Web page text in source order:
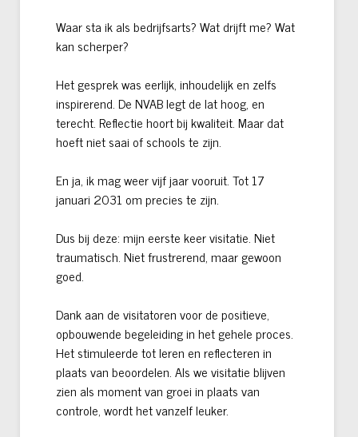
Waar sta ik als bedrijfsarts? Wat drijft me? Wat
kan scherper?
Het gesprek was eerlijk, inhoudelijk en zelfs
inspirerend. De NVAB legt de lat hoog, en
terecht. Reflectie hoort bij kwaliteit. Maar dat
hoeft niet saai of schools te zijn.
En ja, ik mag weer vijf jaar vooruit. Tot 17
januari 2031 om precies te zijn.
Dus bij deze: mijn eerste keer visitatie. Niet
traumatisch. Niet frustrerend, maar gewoon
goed.
Dank aan de visitatoren voor de positieve,
opbouwende begeleiding in het gehele proces.
Het stimuleerde tot leren en reflecteren in
plaats van beoordelen. Als we visitatie blijven
zien als moment van groei in plaats van
controle, wordt het vanzelf leuker.